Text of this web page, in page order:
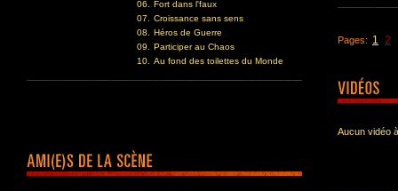
06.
Fort dans l'faux
07.
Croissance sans sens
08.
Héros de Guerre
09.
Participer au Chaos
10.
Au fond des toilettes du Monde
Pages: 1 2
Aucun vidéo